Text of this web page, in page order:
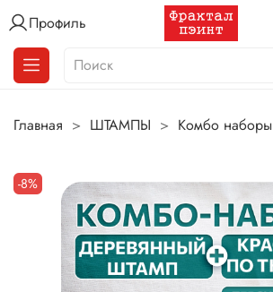
Профиль
Главная ШТАМПЫ Комбо наборы
-8%